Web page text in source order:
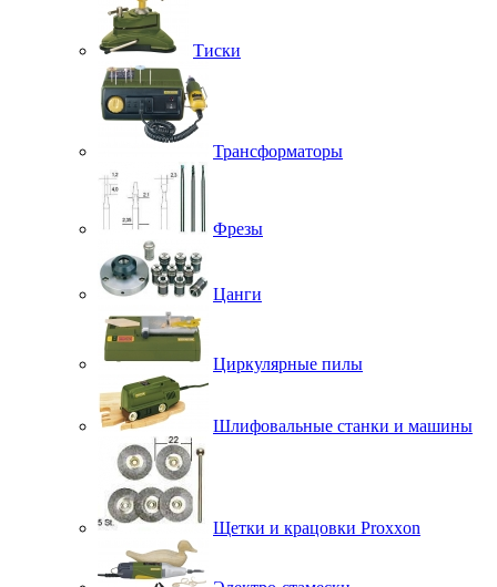
Тиски
Трансформаторы
Фрезы
Цанги
Циркулярные пилы
Шлифовальные станки и машины
Щетки и крацовки Proxxon